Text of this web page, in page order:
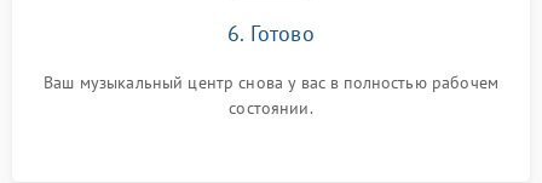
6. Готово
Ваш музыкальный центр снова у вас в полностью рабочем
состоянии.